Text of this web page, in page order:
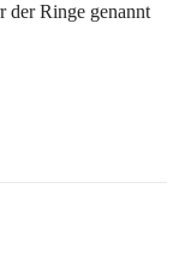
der Ringe genannt